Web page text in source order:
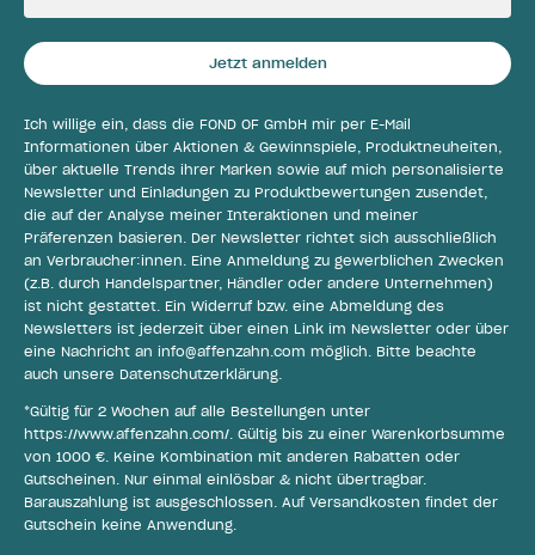
Jetzt anmelden
Ich willige ein, dass die FOND OF GmbH mir per E-Mail
Informationen über Aktionen & Gewinnspiele, Produktneuheiten,
über aktuelle Trends ihrer Marken sowie auf mich personalisierte
Newsletter und Einladungen zu Produktbewertungen zusendet,
die auf der Analyse meiner Interaktionen und meiner
Präferenzen basieren. Der Newsletter richtet sich ausschließlich
an Verbraucher:innen. Eine Anmeldung zu gewerblichen Zwecken
(z.B. durch Handelspartner, Händler oder andere Unternehmen)
ist nicht gestattet. Ein Widerruf bzw. eine Abmeldung des
Newsletters ist jederzeit über einen Link im Newsletter oder über
eine Nachricht an info@affenzahn.com möglich. Bitte beachte
auch unsere Datenschutzerklärung
*Gültig für 2 Wochen auf alle Bestellungen unter
https://www.affenzahn.com/ . Gültig bis zu einer Warenkorbsumme
von 1000 €. Keine Kombination mit anderen Rabatten oder
Gutscheinen. Nur einmal einlösbar & nicht übertragbar.
Barauszahlung ist ausgeschlossen. Auf Versandkosten findet der
Gutschein keine Anwendung.